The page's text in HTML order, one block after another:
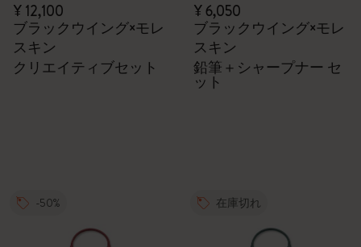
¥ 12,100
ブラックウイング×モレ
スキン
クリエイティブセット
¥ 6,050
ブラックウイング×モレ
スキン
鉛筆＋シャープナー セ
ット
-50% 在庫切れ